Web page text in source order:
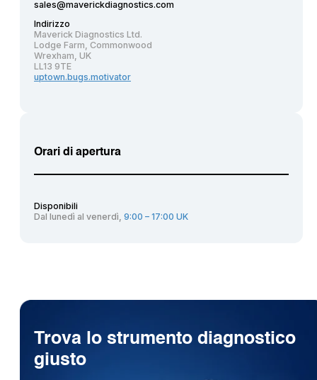
sales@maverickdiagnostics.com
Indirizzo
Maverick Diagnostics Ltd.
Lodge Farm, Commonwood
Wrexham, UK
LL13 9TE
uptown.bugs.motivator
Orari di apertura
Disponibili
Dal lunedì al venerdì, 9:00 – 17:00 UK
Trova lo strumento diagnostico
giusto